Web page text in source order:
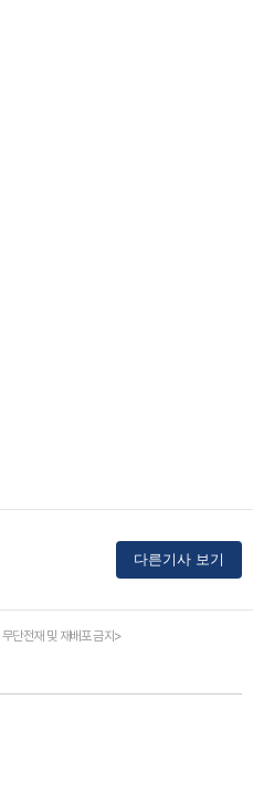
다른기사 보기
단전재 및 재배포 금지>